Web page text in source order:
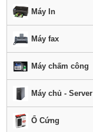
Máy In
Máy fax
Máy chấm công
Máy chủ - Server
Ổ Cứng